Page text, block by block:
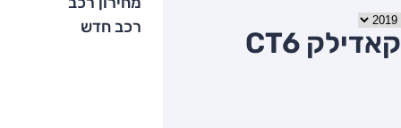
רכב חדש
קאדילק CT6